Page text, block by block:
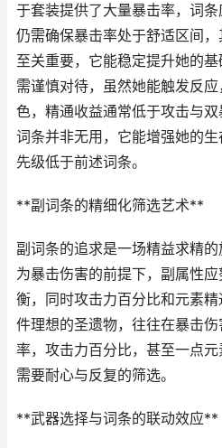
于套装提供了大量暴击率，词
仍需确保暴击率处于舒适区间
至关重要，它能稳定提升她的
需谨慎对待，虽然她能触发反
色，精通收益通常低于攻击与
词条并非无用，它能增强她的
先级低于前述词条。
**副词条的精细化筛选艺术**
副词条的追求是一场精益求精
为暴击伤害的前提下，副属性
衡，同时攻击力百分比和元素
件理想的圣遗物，往往在暴击
率，攻击力百分比，甚至一点
需要耐心与反复的筛选。
**武器选择与词条的联动效应**